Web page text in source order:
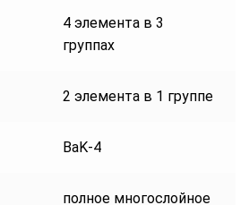
4 элемента в 3
группах
2 элемента в 1 группе
BaK-4
полное многослойное